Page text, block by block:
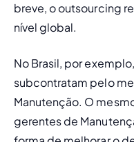
breve, o outsourcing
nível global.
No Brasil, por exemplo,
subcontratam pelo
Manutenção. O
gerentes de